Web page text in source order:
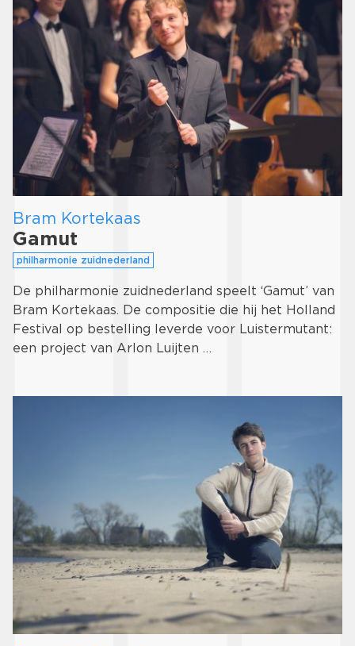
Bram Kortekaas
Gamut
philharmonie zuidnederland
De philharmonie zuidnederland speelt ‘Gamut’ van
Bram Kortekaas. De compositie die hij het Holland
Festival op bestelling leverde voor Luistermutant:
een project van Arlon Luijten …